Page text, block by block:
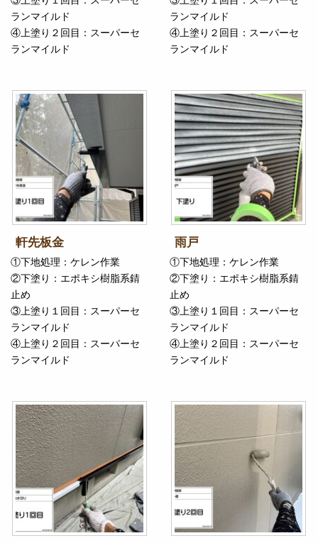
ランマイルド
④上塗り２回目：スーパーセ
ランマイルド
ランマイルド
④上塗り２回目：スーパーセ
ランマイルド
軒先板金
①下地処理：ケレン作業
②下塗り：エポキシ樹脂系錆
止め
③上塗り１回目：スーパーセ
ランマイルド
④上塗り２回目：スーパーセ
ランマイルド
雨戸
①下地処理：ケレン作業
②下塗り：エポキシ樹脂系錆
止め
③上塗り１回目：スーパーセ
ランマイルド
④上塗り２回目：スーパーセ
ランマイルド